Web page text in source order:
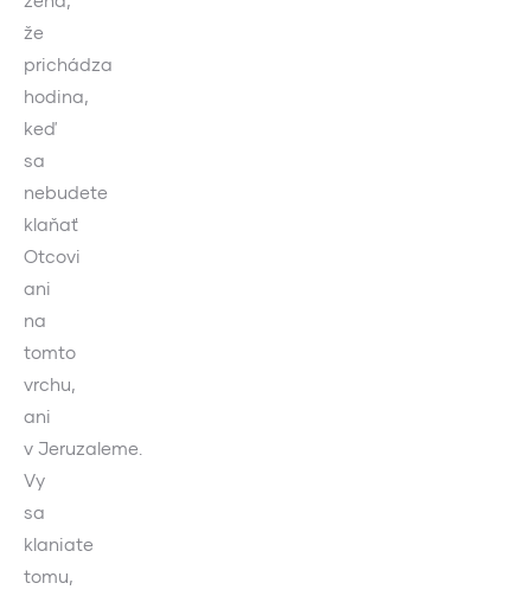
že
prichádza
hodina,
keď
sa
nebudete
klaňať
Otcovi
ani
na
tomto
vrchu,
ani
v Jeruzaleme.
Vy
sa
klaniate
tomu,